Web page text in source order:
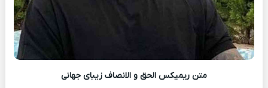
متن ریمیکس الحق و الانصاف زیبای جهانی